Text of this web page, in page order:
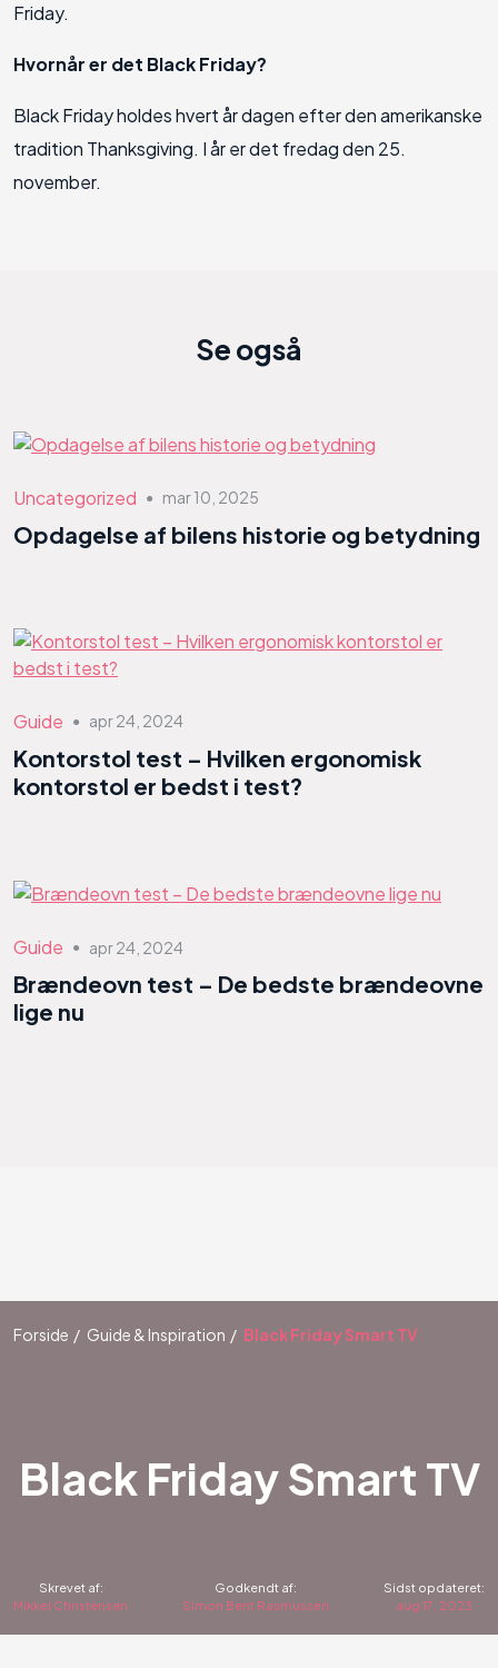
Friday.
Hvornår er det Black Friday?
Black Friday holdes hvert år dagen efter den amerikanske
tradition Thanksgiving. I år er det fredag den 25.
november.
Se også
Uncategorized ● mar 10, 2025
Opdagelse af bilens historie og betydning
Guide ● apr 24, 2024
Kontorstol test – Hvilken ergonomisk
kontorstol er bedst i test?
Guide ● apr 24, 2024
Brændeovn test – De bedste brændeovne
lige nu
Forside Guide & Inspiration Black Friday Smart TV
Black Friday Smart TV
Skrevet af:
Mikkel Christensen
Godkendt af:
Simon Bent Rasmussen
Sidst opdateret:
aug 17, 2023